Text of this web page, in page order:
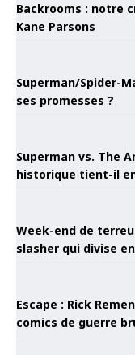
Backrooms : notre
Kane Parsons
Superman/Spider-
ses promesses ?
Superman vs. The
historique tient-il
Week-end de
slasher qui divise
Escape : Rick
comics de guerre